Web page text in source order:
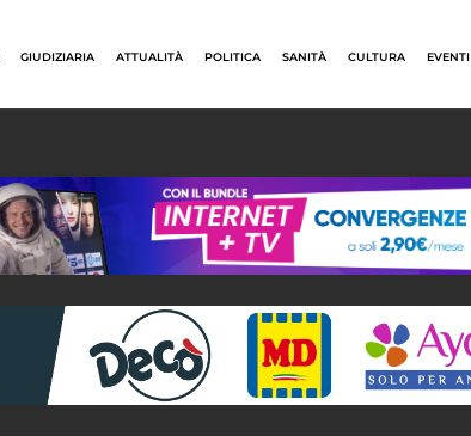
GIUDIZIARIA ATTUALITÀ POLITICA SANITÀ CULTURA EVENTI